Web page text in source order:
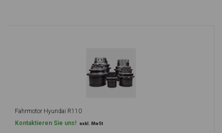
Fahrmotor Hyundai R110
Kontaktieren Sie uns! exkl. MwSt